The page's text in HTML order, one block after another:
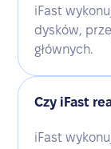
iFast
dysków,
głównych.
Czy iFast
iFast